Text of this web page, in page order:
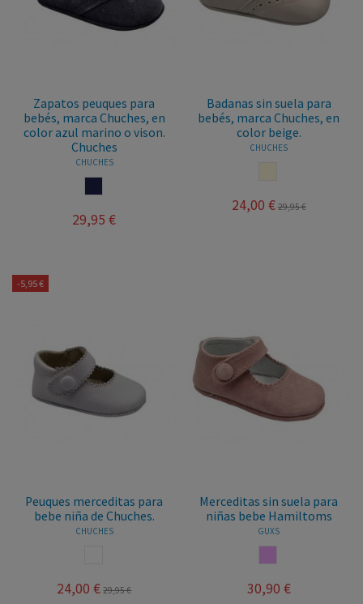
Zapatos peuques para
bebés, marca Chuches, en
color azul marino o vison.
Chuches
CHUCHES
29,95 €
Badanas sin suela para
bebés, marca Chuches, en
color beige.
CHUCHES
24,00 € 29,95 €
-5,95 €
Peuques merceditas para
bebe niña de Chuches.
CHUCHES
24,00 € 29,95 €
Merceditas sin suela para
niñas bebe Hamiltoms
GUXS
30,90 €